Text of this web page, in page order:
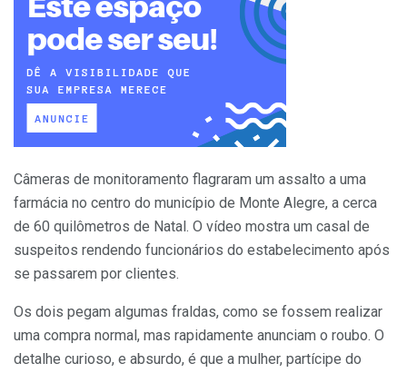
Câmeras de monitoramento flagraram um assalto a uma
farmácia no centro do município de Monte Alegre, a cerca
de 60 quilômetros de Natal. O vídeo mostra um casal de
suspeitos rendendo funcionários do estabelecimento após
se passarem por clientes.
Os dois pegam algumas fraldas, como se fossem realizar
uma compra normal, mas rapidamente anunciam o roubo. O
detalhe curioso, e absurdo, é que a mulher, partícipe do